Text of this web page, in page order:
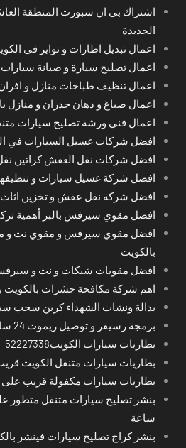
الجديدة
اعمال تبديل اطارات و تواير في
اعمال تصليح سيارة و صيانة
اعمال تنظيف طباخات منازل و
اعمال صباغ و دهان جدران و منازل
اعمال فني ورشة تصليح سيارات
افضل شركات غسيل السيارات في
افضل شركات نقل العفش كراتين
افضل شركة غسيل سيارات و
افضل شركة نقل عفش و تخزين اثاث
افضل مقوي سيرفس بالبر أهمية
افضل مقوي سيرفس و مقوي نت و
بالكويت
افضل مقويات شبكات و نت و
اهم شركة مكافحة حشرات بالكويت
بدالة ونشات الشهداء كرين سحب
برمجة رسيفر و توصيل ريموت 24 ساعة في محافظات الكويت
بطاريات سيارات الكويت52227338
بطاريات سيارات متنقل الكويت
بطاريات سيارات مكفولة قريب
ساعة
بنشر كراج تصليح سيارات فينشر